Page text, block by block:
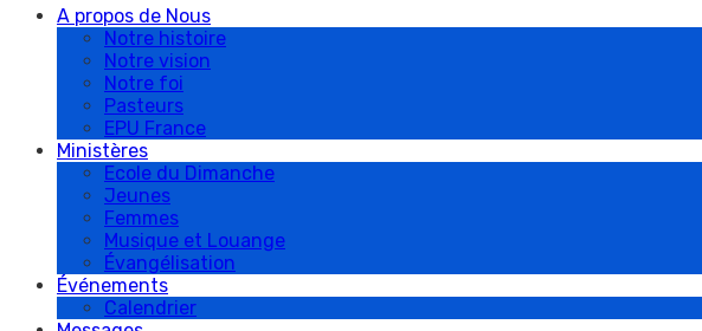
site
A propos de Nous
Notre histoire
Notre vision
Notre foi
Pasteurs
EPU France
Ministères
Ecole du Dimanche
Jeunes
Femmes
Musique et Louange
Évangélisation
Événements
Calendrier